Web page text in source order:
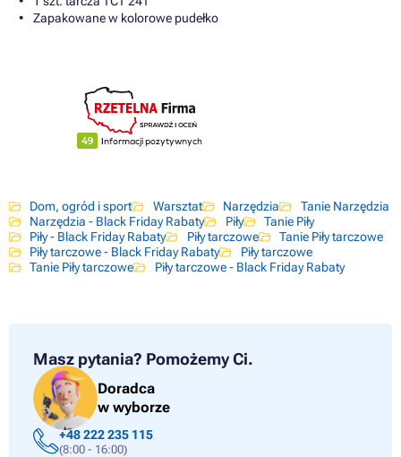
Zapakowane w kolorowe pudełko
Dom, ogród i sport Warsztat Narzędzia
Tanie Narzędzia
Narzędzia - Black Friday Rabaty
Piły
Tanie Piły
Piły - Black Friday Rabaty
Piły tarczowe
Tanie Piły tarczowe
Piły tarczowe - Black Friday Rabaty
Piły tarczowe
Tanie Piły tarczowe
Piły tarczowe - Black Friday Rabaty
Masz pytania? Pomożemy Ci.
Doradca
w wyborze
+48 222 235 115
(8:00 - 16:00)